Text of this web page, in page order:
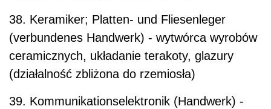
38. Keramiker; Platten- und Fliesenleger
(verbundenes Handwerk) - wytwórca wyrobów
ceramicznych, układanie terakoty, glazury
(działalność zbliżona do rzemiosła)
39. Kommunikationselektronik (Handwerk) -